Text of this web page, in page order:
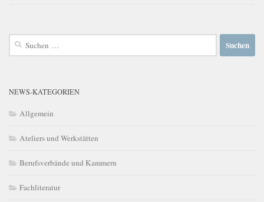
Suchen
NEWS-KATEGORIEN
Allgemein
Ateliers und Werkstätten
Berufsverbände und Kammern
Fachliteratur